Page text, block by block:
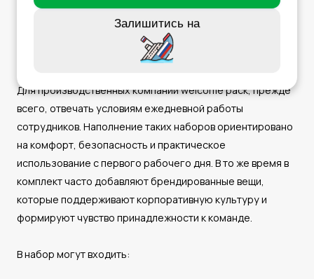
Производственные предприятия
Для производственных компаний welcome pack, прежде
всего, отвечать условиям ежедневной работы
сотрудников. Наполнение таких наборов ориентировано
на комфорт, безопасность и практическое
использование с первого рабочего дня. В то же время в
комплект часто добавляют брендированные вещи,
которые поддерживают корпоративную культуру и
формируют чувство принадлежности к команде.
В набор могут входить:
Залишитись на